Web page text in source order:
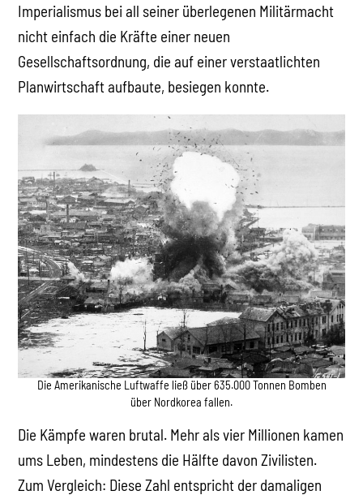
Imperialismus bei all seiner überlegenen Militärmacht
nicht einfach die Kräfte einer neuen
Gesellschaftsordnung, die auf einer verstaatlichten
Planwirtschaft aufbaute, besiegen konnte.
Die Amerikanische Luftwaffe ließ über 635.000 Tonnen Bomben
über Nordkorea fallen.
Die Kämpfe waren brutal. Mehr als vier Millionen kamen
ums Leben, mindestens die Hälfte davon Zivilisten.
Zum Vergleich: Diese Zahl entspricht der damaligen